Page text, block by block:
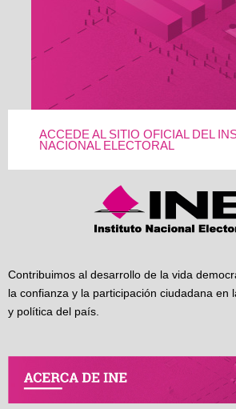
ACCEDE AL SITIO OFICIAL DEL
NACIONAL ELECTORAL
Contribuimos al desarrollo de la vida
la confianza y la participación ciudadana en
y política del país.